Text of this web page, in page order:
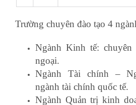
Trường chuyên đào tạo 4
Ngành Kinh tế:
ngoại.
Ngành Tài chính –
ngành tài chính quốc tế.
Ngành Quản trị kinh